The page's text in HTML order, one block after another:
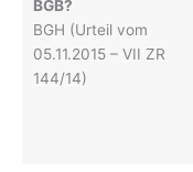
BGB?
BGH (Urteil vom
05.11.2015 – VII ZR
144/14)